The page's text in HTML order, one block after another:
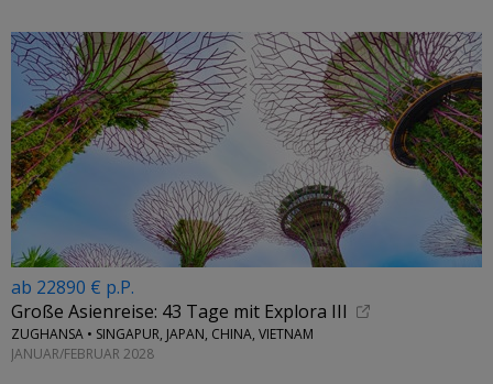
ab 22890 € p.P.
Große Asienreise: 43 Tage mit Explora III
ZUGHANSA • SINGAPUR, JAPAN, CHINA, VIETNAM
JANUAR/FEBRUAR 2028